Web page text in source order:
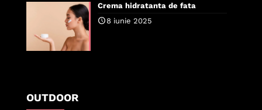
Crema hidratanta de fata
8 iunie 2025
OUTDOOR